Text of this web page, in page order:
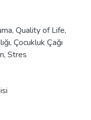
, Quality of Life,
, Çocukluk Çağı
, Stres